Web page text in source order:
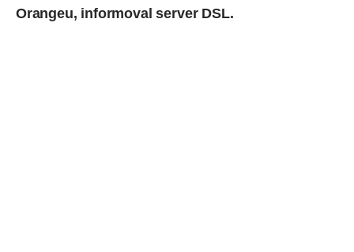
Orangeu, informovalserver DSL.